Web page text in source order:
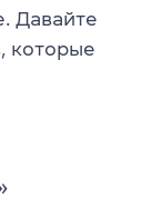
Давайте
которые